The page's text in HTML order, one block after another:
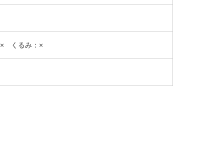
くるみ：×